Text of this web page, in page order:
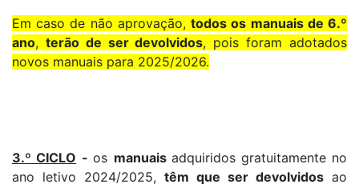
Em caso de não aprovação,todos os manuais de 6.º
ano, terão de ser devolvidos, pois foram adotados
novos manuais para 2025/2026.
3.º CICLO -os manuais adquiridos gratuitamente no
ano letivo 2024/2025, têm que ser devolvidos ao